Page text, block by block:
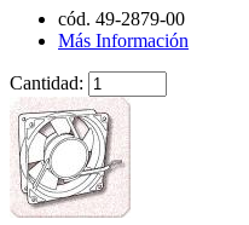
cód. 49-2879-00
Más Información
Cantidad: